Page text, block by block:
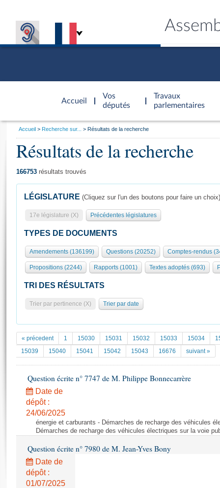
Accueil
d'accueil
Vos
députés
Travaux
parlementaires
Présidence
577 députés
Groupes politiques
Séance publique
Commissions et autres organes
Europe et International
Pétitions
Documents parlementaires
Projets de loi
Propositions de loi
Amendements
Textes adoptés
Rapports d'information
Rapports législatifs
Rapports sur l'application des lois
Baromètre de l’application des lois
Général
Rôle et pouvoirs de l'Assemblée
Organisation de l'Assemblée
Présidence Conférence des Présidents Bureau Collège des
Statistiques et chiffres clés
Documents de référence
( Constitution | Règlement de l'Assemblée ... )
Histoire
Juniors
Anciennes législatures
Liens vers les sites publics
Visiter l'Assemblée
Visite virtuelle du palais Bourbon
Assister à une séance
La Bibliothèque
Les archives
Photos libres de droit
Vous
Accueil Recherche sur... Résultats de la recherche
Résultats de la recherche
166753 résultats trouvés
LÉGISLATURE (Cliquez sur l'un des boutons pour faire un choix)
17e législature (X) Précédentes législatures
TYPES DE DOCUMENTS
Amendements (136199) Questions (20252) Comptes-rendus
Propositions (2244) Rapports (1001) Textes adoptés (693)
TRI DES RÉSULTATS
Trier par pertinence (X) Trier par date
« précedent 1 15030 15031 15032 15033 15034
15039
15040 15041 15042 15043 16676 suivant »
Question écrite n° 7747 de M. Philippe Bonnecarrère
Date de
dépôt :
24/06/2025
énergie et carburants - Démarches de recharge des véhicules
Démarches de recharge des véhicules électriques sur la voie
Question écrite n° 7980 de M. Jean-Yves Bony
Date de
dépôt :
01/07/2025